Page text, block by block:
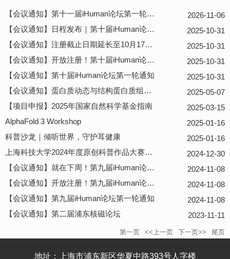
【会议通知】第十一届iHuman论坛第一轮通知
2026-11-06
【会议通知】日程发布｜第十届iHuman论坛第四轮通知
2025-10-31
【会议通知】注册截止日期延长至10月17日｜第十届iHuman论坛第三轮通知
2025-10-31
【会议通知】开放注册！第十届iHuman论坛第二轮通知
2025-10-31
【会议通知】第十届iHuman论坛第一轮通知
2025-10-31
【会议通知】蛋白质动态与结构蛋白质组学研讨会
2025-05-07
【项目申报】2025年国家自然科学基金指南
2025-03-15
AlphaFold 3 Workshop
2025-01-16
科普沙龙｜倾听世界，守护耳健康
2025-01-16
上海科技大学2024年度原创科普作品大赛！启动报名！
2024-12-30
【会议通知】就在下周！第九届iHuman论坛第三轮通知
2024-11-08
【会议通知】开放注册！第九届iHuman论坛第二轮通知
2024-11-08
【会议通知】第九届iHuman论坛第一轮通知
2024-11-08
【会议通知】第二届浦东核磁论坛
2023-11-11
第一页 <<上一页 下一页>> 尾页
地址：上海市浦东新区华夏中路393号人字楼